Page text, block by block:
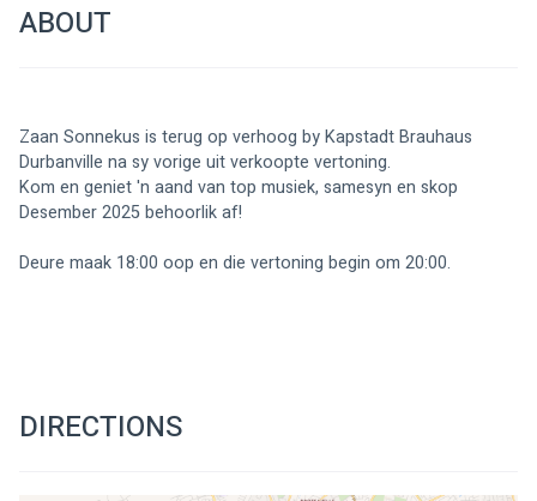
ABOUT
Zaan Sonnekus is terug op verhoog by Kapstadt Brauhaus
Durbanville na sy vorige uit verkoopte vertoning.
Kom en geniet 'n aand van top musiek, samesyn en skop
Desember 2025 behoorlik af!
Deure maak 18:00 oop en die vertoning begin om 20:00.
DIRECTIONS